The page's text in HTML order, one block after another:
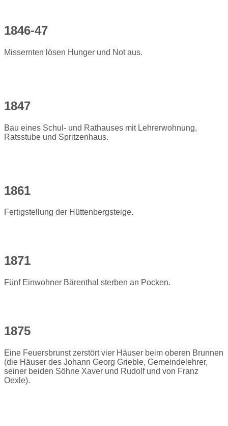
1846-47
Missernten lösen Hunger und Not aus.
1847
Bau eines Schul- und Rathauses mit Lehrerwohnung,
Ratsstube und Spritzenhaus.
1861
Fertigstellung der Hüttenbergsteige.
1871
Fünf Einwohner Bärenthal sterben an Pocken.
1875
Eine Feuersbrunst zerstört vier Häuser beim oberen Brunnen
(die Häuser des Johann Georg Grieble, Gemeindelehrer,
seiner beiden Söhne Xaver und Rudolf und von Franz
Oexle).